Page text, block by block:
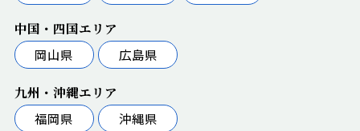
中国・四国エリア
岡山県
広島県
九州・沖縄エリア
福岡県
沖縄県